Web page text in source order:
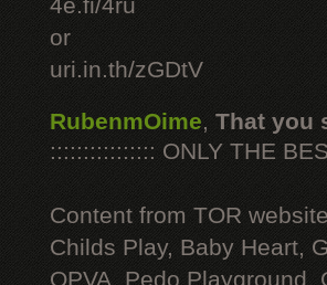
4e.fi/4ru
or
uri.in.th/zGDtV
RubenmOime, That you
:::::::::::::::: ONLY THE
Content from TOR
Childs Play, Baby Heart,
OPVA, Pedo Playground,